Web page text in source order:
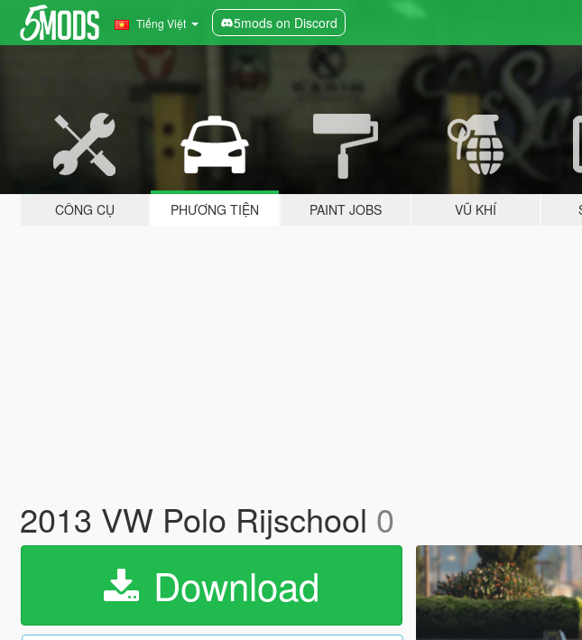
Tiếng Việt 5mods on Discord
CÔNG CỤ PHƯƠNG TIỆN PAINT JOBS VŨ KHÍ
2013 VW Polo Rijschool 0
Download